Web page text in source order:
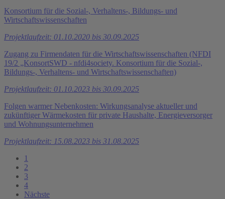
Konsortium für die Sozial-, Verhaltens-, Bildungs- und
Wirtschaftswissenschaften
Projektlaufzeit: 01.10.2020 bis 30.09.2025
Zugang zu Firmendaten für die Wirtschaftswissenschaften (NFDI
19/2 „KonsortSWD - nfdi4society. Konsortium für die Sozial-,
Bildungs-, Verhaltens- und Wirtschaftswissenschaften)
Projektlaufzeit: 01.10.2023 bis 30.09.2025
Folgen warmer Nebenkosten: Wirkungsanalyse aktueller und
zukünftiger Wärmekosten für private Haushalte, Energieversorger
und Wohnungsunternehmen
Projektlaufzeit: 15.08.2023 bis 31.08.2025
1
2
3
4
Nächste